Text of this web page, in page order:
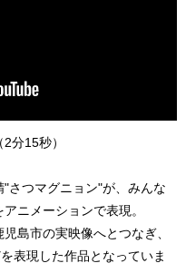
分15秒）
さつマグニョン"が、みんな
ニメーションで表現。
島市の実映像へとつなぎ、
表現した作品となっていま